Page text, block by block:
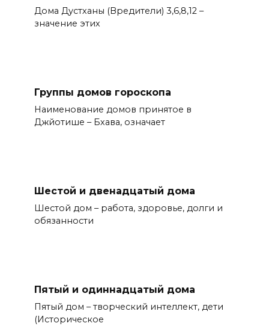
Дома Дустханы (Вредители) 3,6,8,12 –
значение этих
Группы домов гороскопа
Наименование домов принятое в
Джйотише – Бхава, означает
Шестой и двенадцатый дома
Шестой дом – работа, здоровье, долги и
обязанности
Пятый и одиннадцатый дома
Пятый дом – творческий интеллект, дети
(Историческое